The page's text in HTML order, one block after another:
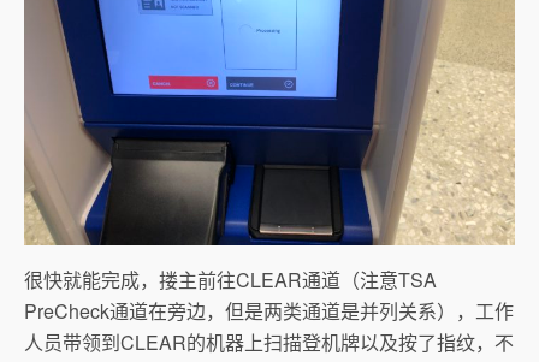
很快就能完成，搂主前往CLEAR通道（注意TSA
PreCheck通道在旁边，但是两类通道是并列关系），工作
人员带领到CLEAR的机器上扫描登机牌以及按了指纹，不